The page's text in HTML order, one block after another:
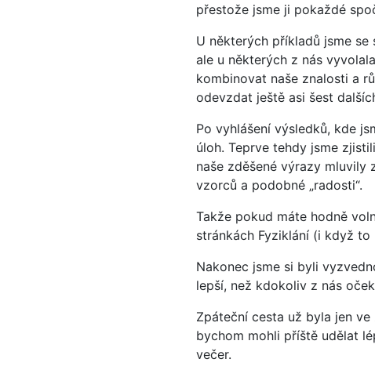
přestože jsme ji pokaždé
U některých příkladů jsme
ale u některých z nás
kombinovat naše znalosti a
odevzdat ještě asi šest
Po vyhlášení výsledků, kde
úloh. Teprve tehdy jsme
naše zděšené výrazy mluvily
vzorců a podobné „radosti“.
Takže pokud máte hodně
stránkách Fyziklání (i když to
Nakonec jsme si byli
lepší, než kdokoliv z nás
Zpáteční cesta už byla jen
bychom mohli příště udělat
večer.